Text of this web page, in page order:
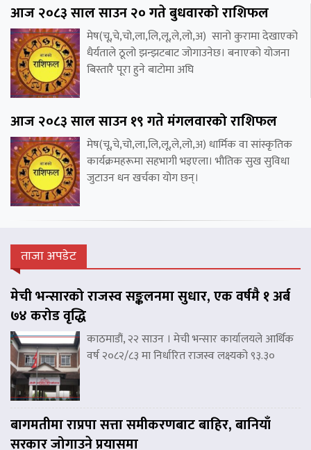
आज २०८३ साल साउन २० गते बुधवारको राशिफल
मेष(चू,चे,चो,ला,लि,लू,ले,लो,अ) सानो कुरामा देखाएको
धैर्यताले ठूलो झन्झटबाट जोगाउनेछ। बनाएको योजना
बिस्तारै पूरा हुने बाटोमा अघि
आज २०८३ साल साउन १९ गते मंगलवारको राशिफल
मेष(चू,चे,चो,ला,लि,लू,ले,लो,अ) धार्मिक वा सांस्कृतिक
कार्यक्रमहरूमा सहभागी भइएला। भौतिक सुख सुविधा
जुटाउन धन खर्चका योग छन्।
ताजा अपडेट
मेची भन्सारको राजस्व सङ्कलनमा सुधार, एक वर्षमै १ अर्ब
७४ करोड वृद्धि
काठमाडौं, २२ साउन । मेची भन्सार कार्यालयले आर्थिक
वर्ष २०८२/८३ मा निर्धारित राजस्व लक्ष्यको ९३.३०
बागमतीमा राप्रपा सत्ता समीकरणबाट बाहिर, बानियाँ
सरकार जोगाउने प्रयासमा